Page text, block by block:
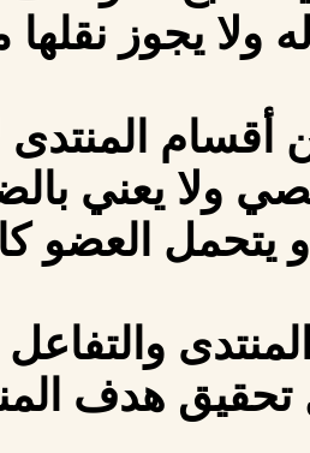
ولا يجوز
المنتدى
ولا يعني
العضو
والتفاعل
هدف